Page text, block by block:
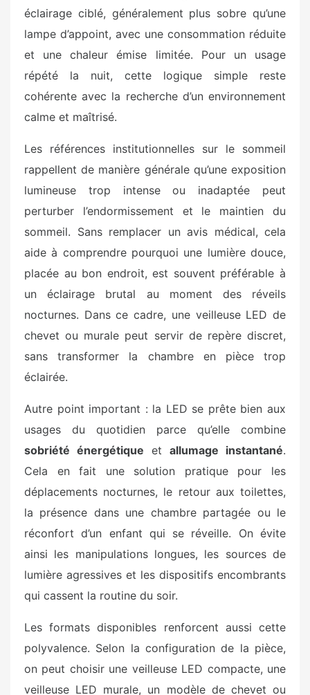
éclairage ciblé, généralement plus sobre qu’une
lampe d’appoint, avec une consommation réduite
et une chaleur émise limitée. Pour un usage
répété la nuit, cette logique simple reste
cohérente avec la recherche d’un environnement
calme et maîtrisé.
Les références institutionnelles sur le sommeil
rappellent de manière générale qu’une exposition
lumineuse trop intense ou inadaptée peut
perturber l’endormissement et le maintien du
sommeil. Sans remplacer un avis médical, cela
aide à comprendre pourquoi une lumière douce,
placée au bon endroit, est souvent préférable à
un éclairage brutal au moment des réveils
nocturnes. Dans ce cadre, une veilleuse LED de
chevet ou murale peut servir de repère discret,
sans transformer la chambre en pièce trop
éclairée.
Autre point important : la LED se prête bien aux
usages du quotidien parce qu’elle combine
sobriété énergétique et allumage instantané.
Cela en fait une solution pratique pour les
déplacements nocturnes, le retour aux toilettes,
la présence dans une chambre partagée ou le
réconfort d’un enfant qui se réveille. On évite
ainsi les manipulations longues, les sources de
lumière agressives et les dispositifs encombrants
qui cassent la routine du soir.
Les formats disponibles renforcent aussi cette
polyvalence. Selon la configuration de la pièce,
on peut choisir une veilleuse LED compacte, une
veilleuse LED murale, un modèle de chevet ou